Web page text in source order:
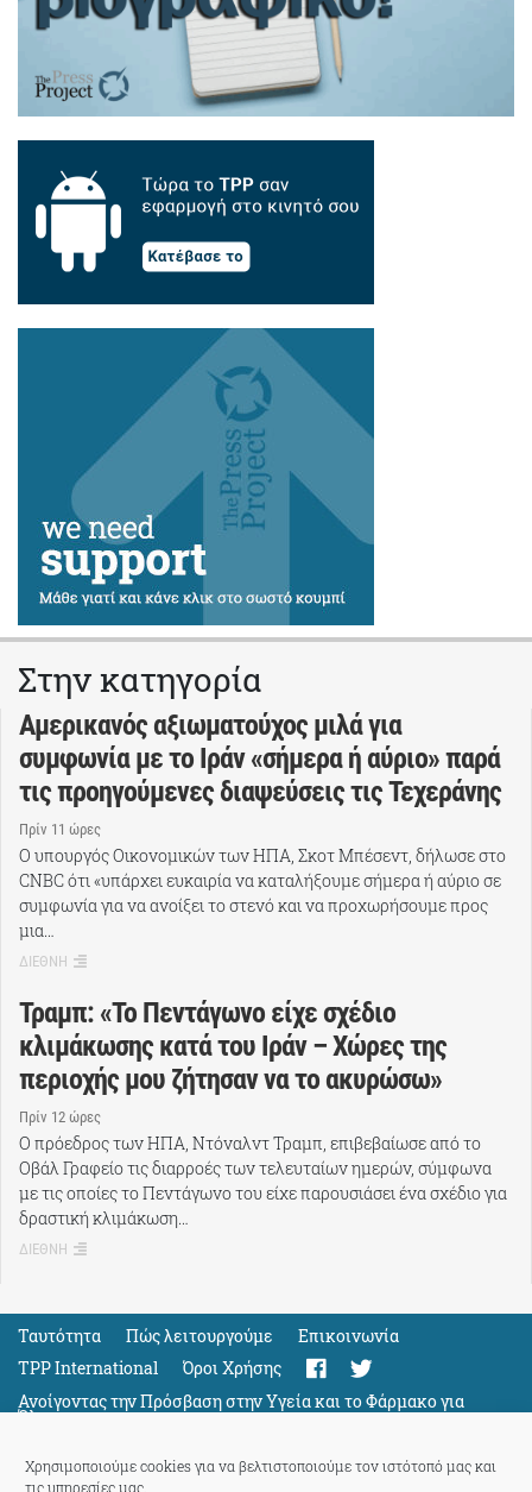
Χρησιμοποιούμε cookies για να βελτιστοποιούμε τον ιστότοπό μας και
τις υπηρεσίες μας.
Στην κατηγορία
Αμερικανός αξιωματούχος μιλά για
συμφωνία με το Ιράν «σήμερα ή αύριο» παρά
τις προηγούμενες διαψεύσεις τις Τεχεράνης
Πρίν 11 ώρες
Ο υπουργός Οικονομικών των ΗΠΑ, Σκοτ Μπέσεντ, δήλωσε στο
CNBC ότι «υπάρχει ευκαιρία να καταλήξουμε σήμερα ή αύριο σε
συμφωνία για να ανοίξει το στενό και να προχωρήσουμε προς
μια…
ΔΙΕΘΝΗ
Τραμπ: «Το Πεντάγωνο είχε σχέδιο
κλιμάκωσης κατά του Ιράν – Χώρες της
περιοχής μου ζήτησαν να το ακυρώσω»
Πρίν 12 ώρες
Ο πρόεδρος των ΗΠΑ, Ντόναλντ Τραμπ, επιβεβαίωσε από το
Οβάλ Γραφείο τις διαρροές των τελευταίων ημερών, σύμφωνα
με τις οποίες το Πεντάγωνο του είχε παρουσιάσει ένα σχέδιο για
δραστική κλιμάκωση…
ΔΙΕΘΝΗ
Ταυτότητα Πώς λειτουργούμε
Eπικοινωνία
TPP International
Όροι Χρήσης
Ανοίγοντας την Πρόσβαση στην Υγεία και το Φάρμακο για
Όλους
Support